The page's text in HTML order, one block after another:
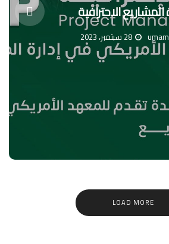
المشاريع الاحترافية
umam 28 سبتمبر، 2023
LOAD MORE